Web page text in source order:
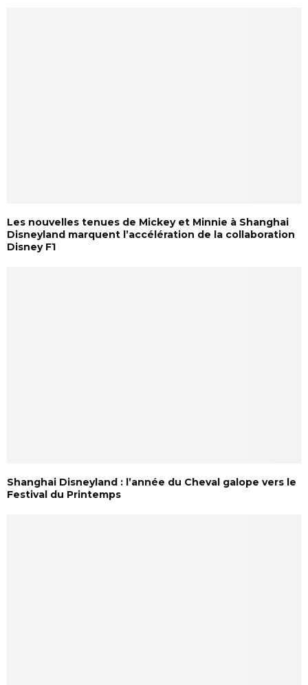
Les nouvelles tenues de Mickey et Minnie à Shanghai
Disneyland marquent l’accélération de la collaboration
Disney F1
Shanghai Disneyland : l’année du Cheval galope vers le
Festival du Printemps